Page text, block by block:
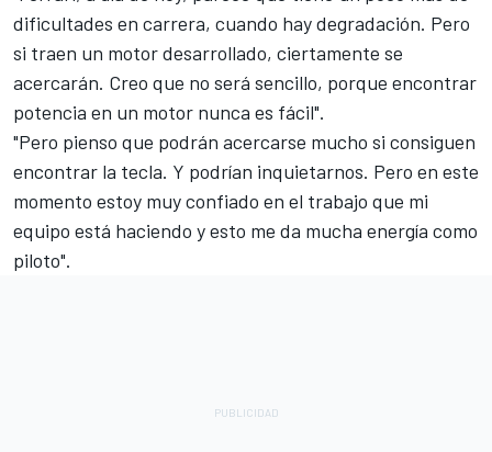
dificultades en carrera, cuando hay degradación. Pero
si traen un motor desarrollado, ciertamente se
acercarán. Creo que no será sencillo, porque encontrar
potencia en un motor nunca es fácil".
"Pero pienso que podrán acercarse mucho si consiguen
encontrar la tecla. Y podrían inquietarnos. Pero en este
momento estoy muy confiado en el trabajo que mi
equipo está haciendo y esto me da mucha energía como
piloto".